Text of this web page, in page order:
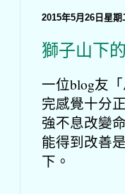
2015年5月26日星期
獅子山下
一位blog友
完感覺十分
強不息改變
能得到改善
下。